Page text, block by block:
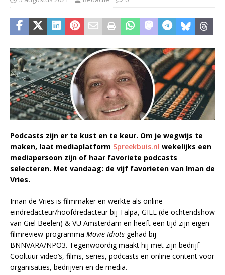
Podcasts zijn er te kust en te keur. Om je wegwijs te
maken, laat mediaplatform Spreekbuis.nl wekelijks een
mediapersoon zijn of haar favoriete podcasts
selecteren. Met vandaag: de vijf favorieten van Iman de
Vries.
Iman de Vries is filmmaker en werkte als online
eindredacteur/hoofdredacteur bij Talpa, GIEL (de ochtendshow
van Giel Beelen) & VU Amsterdam en heeft een tijd zijn eigen
filmreview-programma Movie Idiots gehad bij
BNNVARA/NPO3. Tegenwoordig maakt hij met zijn bedrijf
Cooltuur video’s, films, series, podcasts en online content voor
organisaties, bedrijven en de media.